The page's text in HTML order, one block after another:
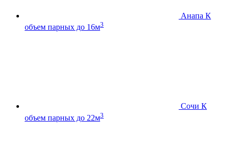
Анапа К
объем парных до 16м3
Сочи К
объем парных до 22м3